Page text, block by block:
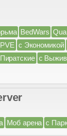
BedWars
PVE с Экономикой
Пиратские с
Моб арена с